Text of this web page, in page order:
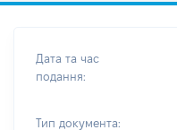
Дата та час
подання:
Тип документа: